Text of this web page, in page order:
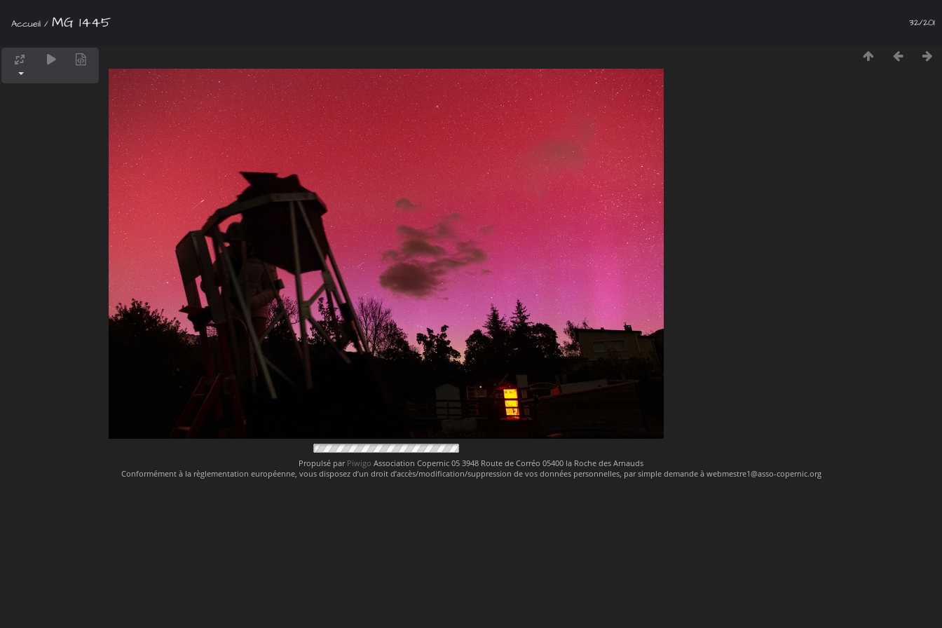
32/201
Accueil / MG 1445
Propulsé par Piwigo Association Copernic 05 3948 Route de Corréo 05400 la Roche des Arnauds
Conformément à la règlementation européenne, vous disposez d’un droit d’accès/modification/suppression de vos données personnelles, par simple demande à webmestre1@asso-copernic.org